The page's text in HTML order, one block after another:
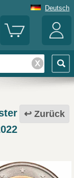
Deutsch
Zurück